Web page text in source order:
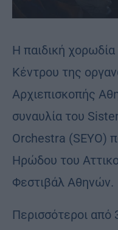
Η παιδική
Κέντρου της
Αρχιεπισκοπής
συναυλία του
Orchestra (SEYO)
Ηρώδου του
Φεστιβάλ Αθηνών.
Περισσότεροι από